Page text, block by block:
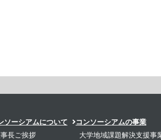
ソーシアムについて
長ご挨拶
コンソーシアムの事業
大学地域課題解決支援事